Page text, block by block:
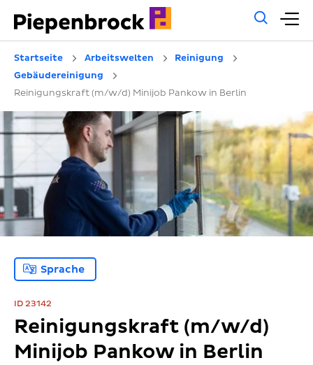
Startseite Arbeitswelten
Reinigung
Gebäudereinigung
Reinigungskraft (m/w/d) Minijob Pankow in Berlin
Sprache
ID 23142
Reinigungskraft (m/w/d)
Minijob Pankow in Berlin